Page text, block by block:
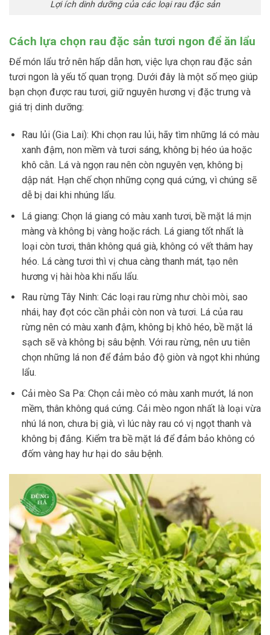
Lợi ích dinh dưỡng của các loại rau đặc sản
Cách lựa chọn rau đặc sản tươi ngon để ăn lẩu
Để món lẩu trở nên hấp dẫn hơn, việc lựa chọn rau đặc sản
tươi ngon là yếu tố quan trọng. Dưới đây là một số mẹo giúp
bạn chọn được rau tươi, giữ nguyên hương vị đặc trưng và
giá trị dinh dưỡng:
Rau lủi (Gia Lai): Khi chọn rau lủi, hãy tìm những lá có màu
xanh đậm, non mềm và tươi sáng, không bị héo úa hoặc
khô cằn. Lá và ngọn rau nên còn nguyên vẹn, không bị
dập nát. Hạn chế chọn những cọng quá cứng, vì chúng sẽ
dễ bị dai khi nhúng lẩu.
Lá giang: Chọn lá giang có màu xanh tươi, bề mặt lá mịn
màng và không bị vàng hoặc rách. Lá giang tốt nhất là
loại còn tươi, thân không quá già, không có vết thâm hay
héo. Lá càng tươi thì vị chua càng thanh mát, tạo nên
hương vị hài hòa khi nấu lẩu.
Rau rừng Tây Ninh: Các loại rau rừng như chòi mòi, sao
nhái, hay đọt cóc cần phải còn non và tươi. Lá của rau
rừng nên có màu xanh đậm, không bị khô héo, bề mặt lá
sạch sẽ và không bị sâu bệnh. Với rau rừng, nên ưu tiên
chọn những lá non để đảm bảo độ giòn và ngọt khi nhúng
lẩu.
Cải mèo Sa Pa: Chọn cải mèo có màu xanh mướt, lá non
mềm, thân không quá cứng. Cải mèo ngon nhất là loại vừa
nhú lá non, chưa bị già, vì lúc này rau có vị ngọt thanh và
không bị đắng. Kiểm tra bề mặt lá để đảm bảo không có
đốm vàng hay hư hại do sâu bệnh.